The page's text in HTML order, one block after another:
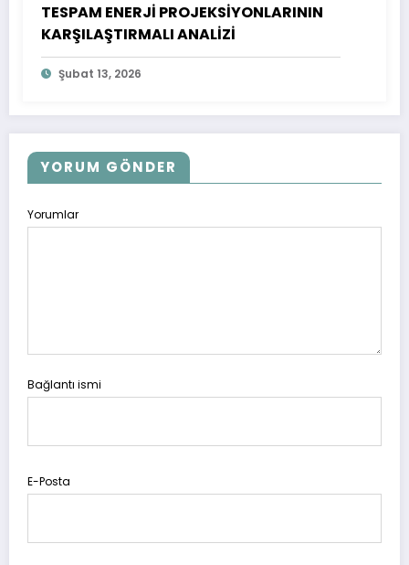
TESPAM ENERJİ PROJEKSİYONLARININ
KARŞILAŞTIRMALI ANALİZİ
Şubat 13, 2026
YORUM GÖNDER
Yorumlar
Bağlantı ismi
E-Posta